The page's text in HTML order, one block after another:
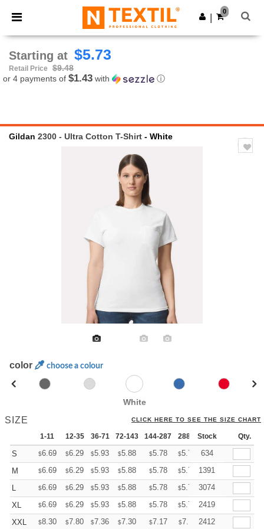
× Ntextil App
Better prices on app!
Get the app
0
Starting at $5.73
Retail Price
$9.48
or 4 payments of $1.43 with ⓘ
Gildan 2300 - Ultra Cotton T-Shirt - White
color choose a colour
White
SIZE CLICK HERE TO SEE THE SIZE CHART
1-11 12-35 36-71 72-143 144-287 288 + More
Stock Qty.
S $6.69 $6.29 $5.93 $5.88 $5.78 $5.73 +
634
M
$6.69 $6.29 $5.93 $5.88 $5.78 $5.73 +
1391
L
$6.69 $6.29 $5.93 $5.88 $5.78 $5.73 +
3074
XL
$6.69 $6.29 $5.93 $5.88 $5.78 $5.73 +
2419
XXL
$8.30 $7.80 $7.36 $7.30 $7.17 $7.11 +
2412